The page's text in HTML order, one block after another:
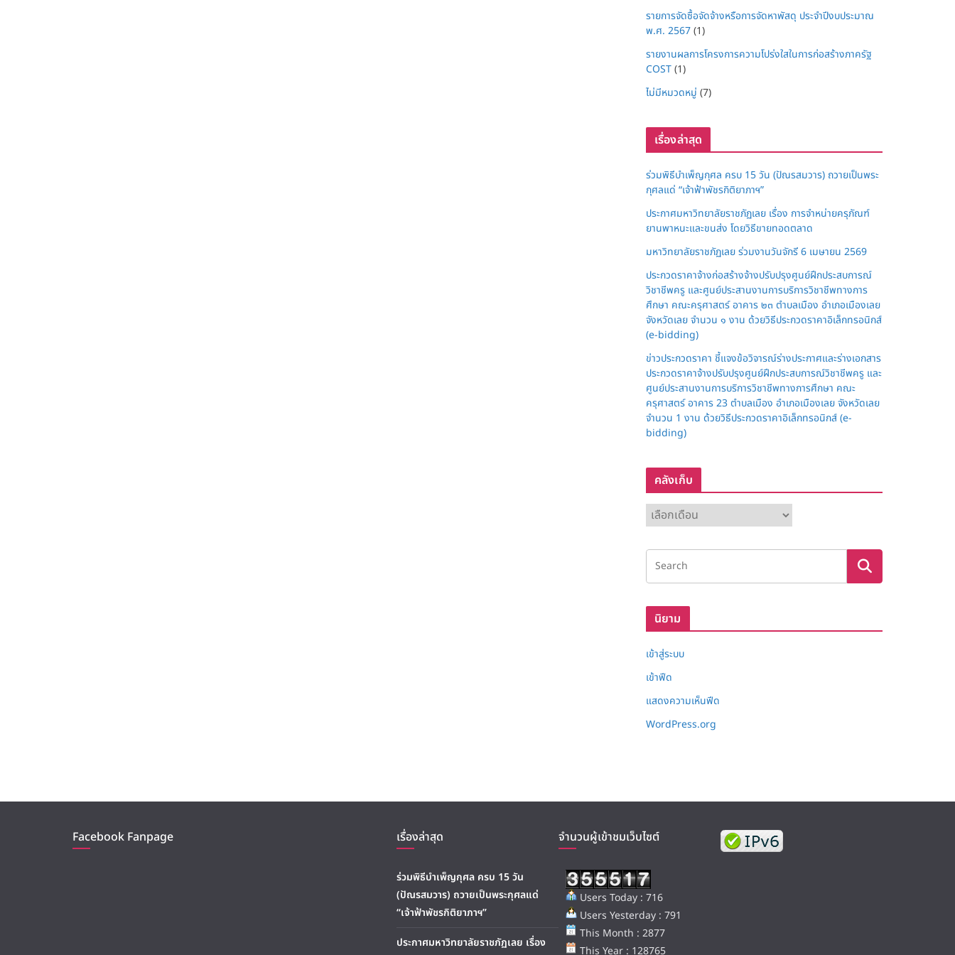
รายการจัดซื้อจัดจ้างหรือการจัดหาพัสดุ ประจำปีงบประมาณ
พ.ศ. 2567(1)
รายงานผลการโครงการความโปร่งใสในการก่อสร้างภาครัฐ
COST(1)
ไม่มีหมวดหมู่ (7)
เรื่องล่าสุด
ร่วมพิธีบำเพ็ญกุศล ครบ 15 วัน (ปัณรสมวาร) ถวายเป็นพระ
กุศลแด่ “เจ้าฟ้าพัชรกิติยาภาฯ”
ประกาศมหาวิทยาลัยราชภัฏเลย เรื่อง การจำหน่ายครุภัณฑ์
ยานพาหนะและขนส่ง โดยวิธีขายทอดตลาด
มหาวิทยาลัยราชภัฏเลย ร่วมงานวันจักรี 6 เมษายน 2569
ประกวดราคาจ้างก่อสร้างจ้างปรับปรุงศูนย์ฝึกประสบการณ์
วิชาชีพครู และศูนย์ประสานงานการบริการวิชาชีพทางการ
ศึกษา คณะครุศาสตร์ อาคาร ๒๓ ตำบลเมือง อำเภอเมืองเลย
จังหวัดเลย จำนวน ๑ งาน ด้วยวิธีประกวดราคาอิเล็กทรอนิกส์
(e-bidding)
ข่าวประกวดราคา ชี้แจงข้อวิจารณ์ร่างประกาศและร่างเอกสาร
ประกวดราคาจ้างปรับปรุงศูนย์ฝึกประสบการณ์วิชาชีพครู และ
ศูนย์ประสานงานการบริการวิชาชีพทางการศึกษา คณะ
ครุศาสตร์ อาคาร 23 ตำบลเมือง อำเภอเมืองเลย จังหวัดเลย
จำนวน 1 งาน ด้วยวิธีประกวดราคาอิเล็กทรอนิกส์ (e-
bidding)
คลังเก็บ
ลั
ง
ก็
นิยาม
เข้าสู่ระบบ
เข้าฟีด
แสดงความเห็นฟีด
WordPress.org
Facebook Fanpage เรื่องล่าสุด
ร่วมพิธีบำเพ็ญกุศล ครบ 15 วัน
(ปัณรสมวาร) ถวายเป็นพระกุศลแด่
“เจ้าฟ้าพัชรกิติยาภาฯ”
ประกาศมหาวิทยาลัยราชภัฏเลย เรื่อง
จำนวนผู้เข้าชมเว็บไซต์
Users Today : 716
Users Yesterday : 791
This Month : 2877
This Year : 128765